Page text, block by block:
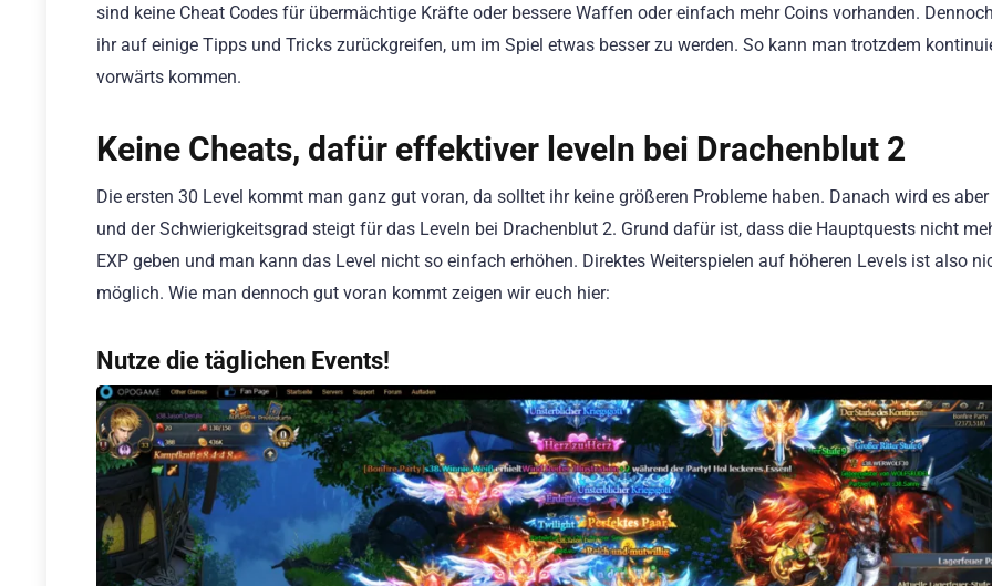
sind keine Cheat Codes für übermächtige Kräfte oder bessere Waffen oder einfach mehr Coins vorhanden.
ihr auf einige Tipps und Tricks zurückgreifen, um im Spiel etwas besser zu werden. So kann man trotzdem
vorwärts kommen.
Keine Cheats, dafür effektiver leveln bei Drachenblut 2
Die ersten 30 Level kommt man ganz gut voran, da solltet ihr keine größeren Probleme haben. Danach wird es
und der Schwierigkeitsgrad steigt für das Leveln bei Drachenblut 2. Grund dafür ist, dass die Hauptquests nicht
EXP geben und man kann das Level nicht so einfach erhöhen. Direktes Weiterspielen auf höheren Levels ist also
möglich. Wie man dennoch gut voran kommt zeigen wir euch hier:
Nutze die täglichen Events!